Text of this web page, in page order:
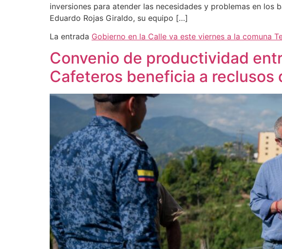
inversiones para atender las necesidades y problemas en
Eduardo Rojas Giraldo, su equipo […]
La entrada Gobierno en la Calle va este viernes a la comuna
Convenio de productividad
Cafeteros beneficia a reclusos